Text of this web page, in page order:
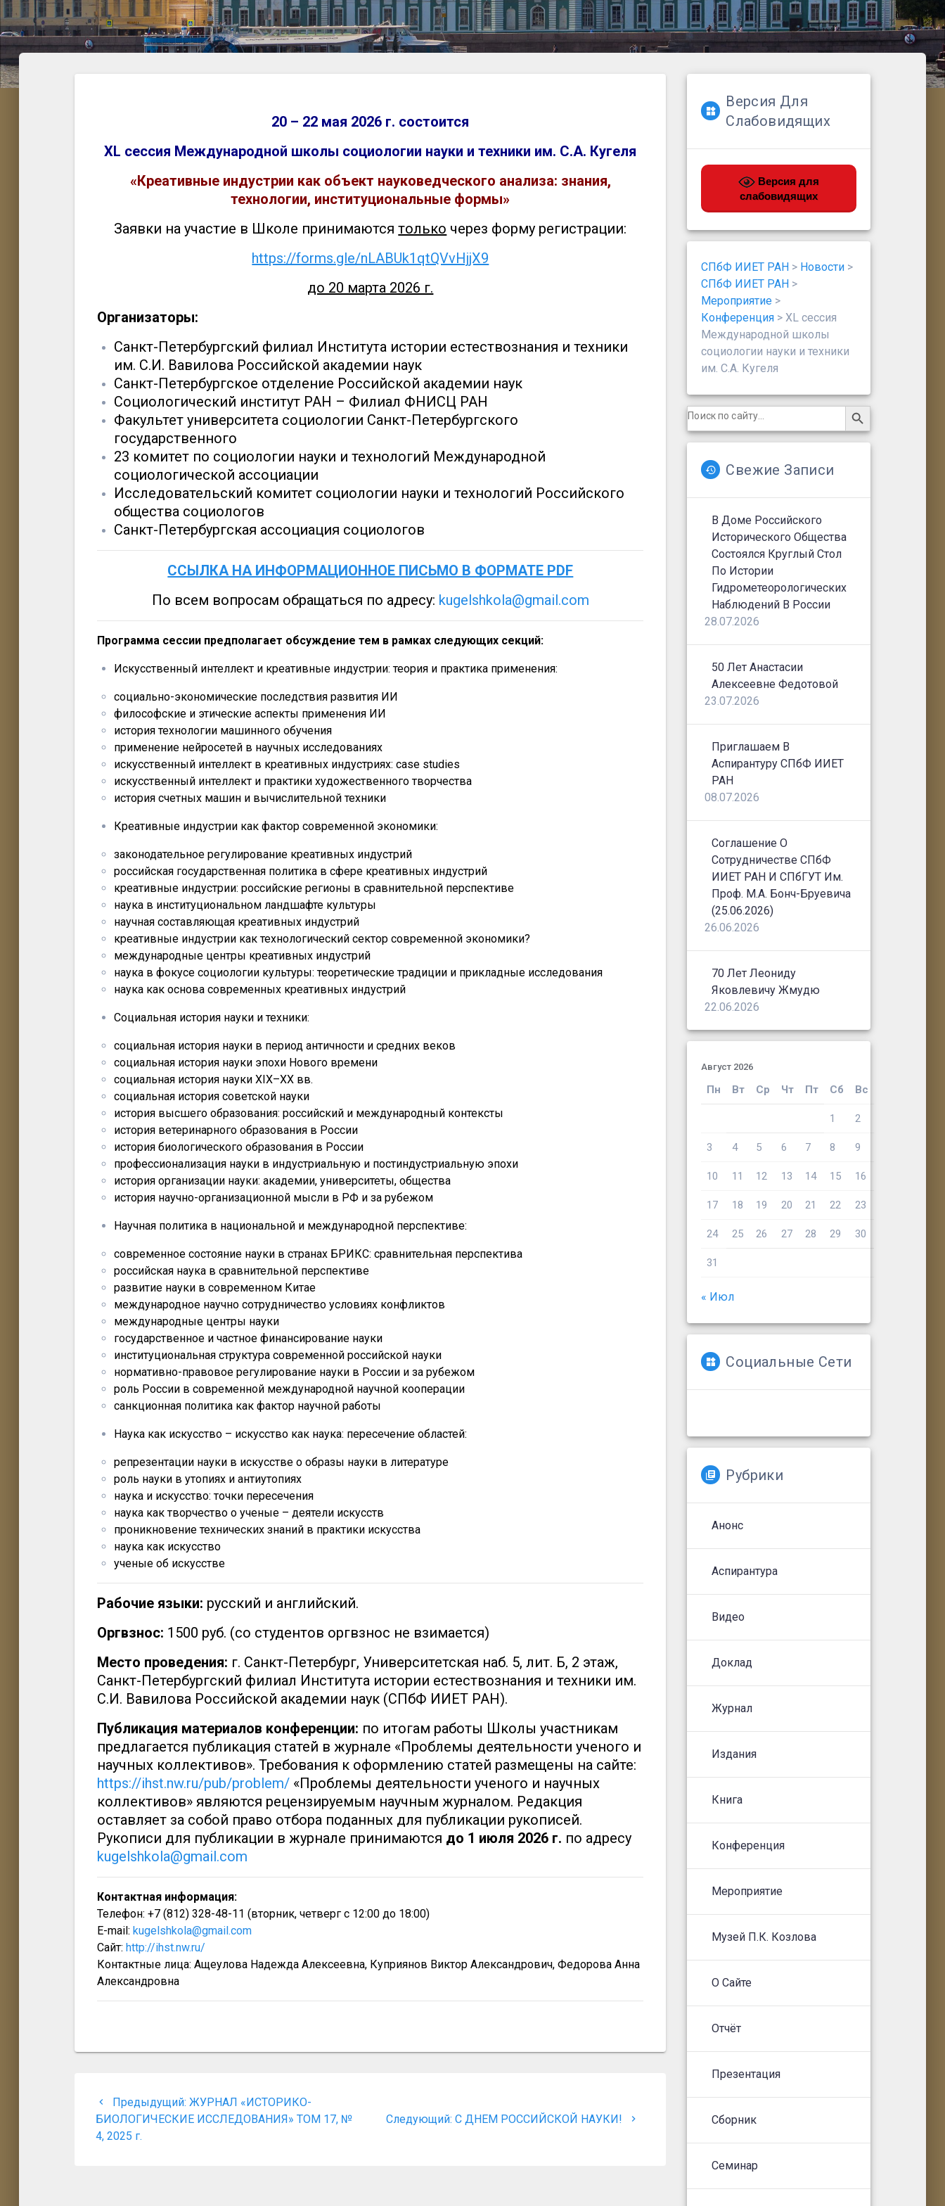
20 – 22 мая 2026 г. состоится
XL сессия Международной школы социологии науки и техники им. С.А. Кугеля
«Креативные индустрии как объект науковедческого анализа: знания,
технологии, институциональные формы»
Заявки на участие в Школе принимаютсятолько через форму регистрации:
https://forms.gle/nLABUk1qtQVvHjjX9
до 20 марта 2026 г.
Организаторы:
Санкт-Петербургский филиал Института истории естествознания и техники
им. С.И. Вавилова Российской академии наук
Санкт-Петербургское отделение Российской академии наук
Социологический институт РАН – Филиал ФНИСЦ РАН
Факультет университета социологии Санкт-Петербургского
государственного
23 комитет по социологии науки и технологий Международной
социологической ассоциации
Исследовательский комитет социологии науки и технологий Российского
общества социологов
Санкт-Петербургская ассоциация социологов
ССЫЛКА НА ИНФОРМАЦИОННОЕ ПИСЬМО В ФОРМАТЕ PDF
По всем вопросам обращаться по адресу: kugelshkola@gmail.com
Программа сессии предполагает обсуждение тем в рамках следующих секций:
Искусственный интеллект и креативные индустрии: теория и практика применения:
социально-экономические последствия развития ИИ
философские и этические аспекты применения ИИ
история технологии машинного обучения
применение нейросетей в научных исследованиях
искусственный интеллект в креативных индустриях: case studies
искусственный интеллект и практики художественного творчества
история счетных машин и вычислительной техники
Креативные индустрии как фактор современной экономики:
законодательное регулирование креативных индустрий
российская государственная политика в сфере креативных индустрий
креативные индустрии: российские регионы в сравнительной перспективе
наука в институциональном ландшафте культуры
научная составляющая креативных индустрий
креативные индустрии как технологический сектор современной экономики?
международные центры креативных индустрий
наука в фокусе социологии культуры: теоретические традиции и прикладные исследования
наука как основа современных креативных индустрий
Социальная история науки и техники:
социальная история науки в период античности и средних веков
социальная история науки эпохи Нового времени
социальная история науки XIX–XX вв.
социальная история советской науки
история высшего образования: российский и международный контексты
история ветеринарного образования в России
история биологического образования в России
профессионализация науки в индустриальную и постиндустриальную эпохи
история организации науки: академии, университеты, общества
история научно-организационной мысли в РФ и за рубежом
Научная политика в национальной и международной перспективе:
современное состояние науки в странах БРИКС: сравнительная перспектива
российская наука в сравнительной перспективе
развитие науки в современном Китае
международное научно сотрудничество условиях конфликтов
международные центры науки
государственное и частное финансирование науки
институциональная структура современной российской науки
нормативно-правовое регулирование науки в России и за рубежом
роль России в современной международной научной кооперации
санкционная политика как фактор научной работы
Наука как искусство – искусство как наука: пересечение областей:
репрезентации науки в искусстве o образы науки в литературе
роль науки в утопиях и антиутопиях
наука и искусство: точки пересечения
наука как творчество o ученые – деятели искусств
проникновение технических знаний в практики искусства
наука как искусство
ученые об искусстве
Рабочие языки: русский и английский.
Оргвзнос: 1500 руб. (со студентов оргвзнос не взимается)
Место проведения: г. Санкт-Петербург, Университетская наб. 5, лит. Б, 2 этаж,
Санкт-Петербургский филиал Института истории естествознания и техники им.
С.И. Вавилова Российской академии наук (СПбФ ИИЕТ РАН).
Публикация материалов конференции: по итогам работы Школы участникам
предлагается публикация статей в журнале «Проблемы деятельности ученого и
научных коллективов». Требования к оформлению статей размещены на сайте:
https://ihst.nw.ru/pub/problem/ «Проблемы деятельности ученого и научных
коллективов» являются рецензируемым научным журналом. Редакция
оставляет за собой право отбора поданных для публикации рукописей.
Рукописи для публикации в журнале принимаются до 1 июля 2026 г. по адресу
kugelshkola@gmail.com
Контактная информация:
Телефон: +7 (812) 328-48-11 (вторник, четверг с 12:00 до 18:00)
E-mail: kugelshkola@gmail.com
Сайт: http://ihst.nw.ru/
Контактные лица: Ащеулова Надежда Алексеевна, Куприянов Виктор Александрович, Федорова Анна
Александровна
Навигация
по
Предыдущий: Предыдущая
запись:
ЖУРНАЛ «ИСТОРИКО-
БИОЛОГИЧЕСКИЕ ИССЛЕДОВАНИЯ» ТОМ 17, №
4, 2025 г.
Следующий: Следующая
С ДНЕМ РОССИЙСКОЙ НАУКИ!
Версия Для
Слабовидящих
Версия для
слабовидящих
СПбФ ИИЕТ РАН > Новости >
СПбФ ИИЕТ РАН >
Мероприятие >
Конференция > XL сессия
Международной школы
социологии науки и техники
им. С.А. Кугеля
Search
for:
Search Button
Свежие Записи
В Доме Российского
Исторического Общества
Состоялся Круглый Стол
По Истории
Гидрометеорологических
Наблюдений В России
28.07.2026
50 Лет Анастасии
Алексеевне Федотовой
23.07.2026
Приглашаем В
Аспирантуру СПбФ ИИЕТ
РАН
08.07.2026
Соглашение О
Сотрудничестве СПбФ
ИИЕТ РАН И СПбГУТ Им.
Проф. М.А. Бонч-Бруевича
(25.06.2026)
26.06.2026
70 Лет Леониду
Яковлевичу Жмудю
22.06.2026
Август 2026
Пн Вт Ср Чт Пт Сб Вс
1 2
3 4 5 6 7 8 9
10 11 12 13 14 15 16
17 18 19 20 21 22 23
24 25 26 27 28 29 30
31
« Июл
Социальные Сети
Рубрики
Анонс
Аспирантура
Видео
Доклад
Журнал
Издания
Книга
Конференция
Мероприятие
Музей П.К. Козлова
О Сайте
Отчёт
Презентация
Сборник
Семинар